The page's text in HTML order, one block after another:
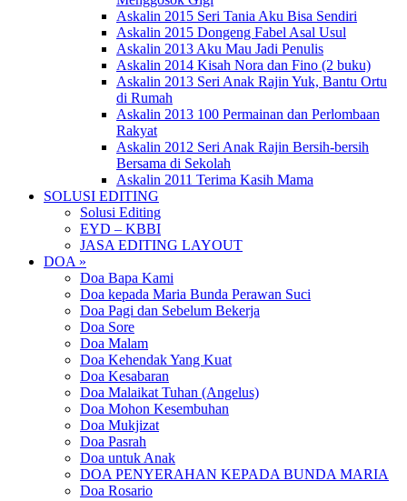
Askalin 2015 Seri Tania Aku Bisa Sendiri
Askalin 2015 Dongeng Fabel Asal Usul
Askalin 2013 Aku Mau Jadi Penulis
Askalin 2014 Kisah Nora dan Fino (2 buku)
Askalin 2013 Seri Anak Rajin Yuk, Bantu Ortu
di Rumah
Askalin 2013 100 Permainan dan Perlombaan
Rakyat
Askalin 2012 Seri Anak Rajin Bersih-bersih
Bersama di Sekolah
Askalin 2011 Terima Kasih Mama
SOLUSI EDITING
Solusi Editing
EYD – KBBI
JASA EDITING LAYOUT
DOA »
Doa Bapa Kami
Doa kepada Maria Bunda Perawan Suci
Doa Pagi dan Sebelum Bekerja
Doa Sore
Doa Malam
Doa Kehendak Yang Kuat
Doa Kesabaran
Doa Malaikat Tuhan (Angelus)
Doa Mohon Kesembuhan
Doa Mukjizat
Doa Pasrah
Doa untuk Anak
DOA PENYERAHAN KEPADA BUNDA MARIA
Doa Rosario